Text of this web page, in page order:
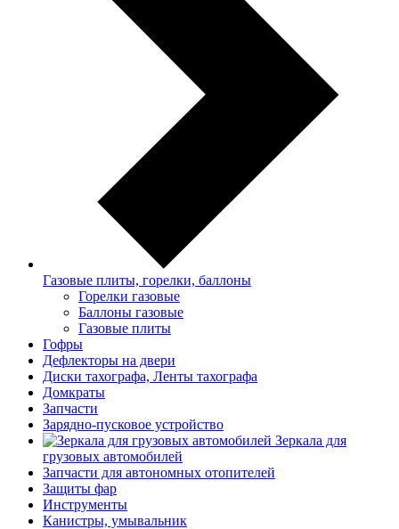
Газовые плиты, горелки, баллоны
Горелки газовые
Баллоны газовые
Газовые плиты
Гофры
Дефлекторы на двери
Диски тахографа, Ленты тахографа
Домкраты
Запчасти
Зарядно-пусковое устройство
Зеркала для
грузовых автомобилей
Запчасти для автономных отопителей
Защиты фар
Инструменты
Канистры, умывальник